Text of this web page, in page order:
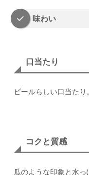
味わい
口当たり
ビールらしい口当たり
コクと質感
瓜のような印象と水